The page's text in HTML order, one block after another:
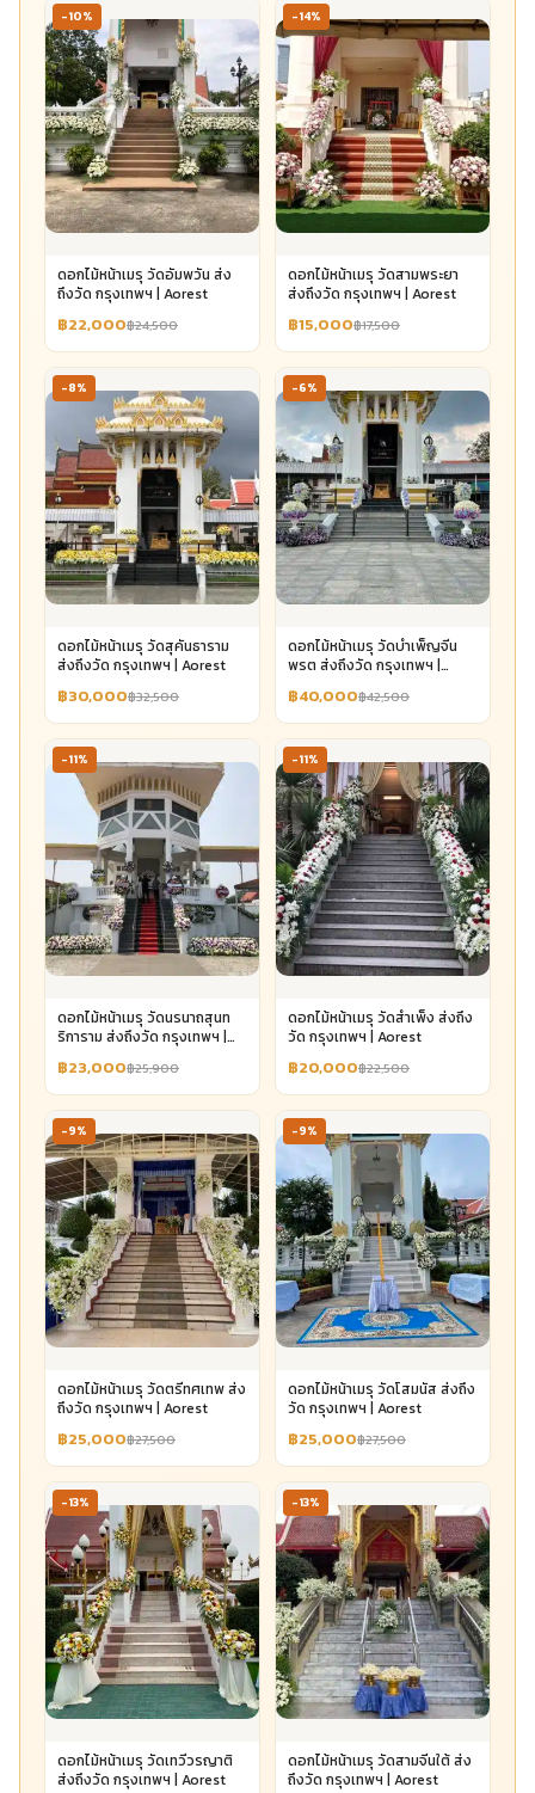
-10%
ดอกไม้หน้าเมรุ วัดอัมพวัน ส่ง
ถึงวัด กรุงเทพฯ | Aorest
฿22,000฿24,500
-14%
ดอกไม้หน้าเมรุ วัดสามพระยา
ส่งถึงวัด กรุงเทพฯ | Aorest
฿15,000฿17,500
-8%
ดอกไม้หน้าเมรุ วัดสุคันธาราม
ส่งถึงวัด กรุงเทพฯ | Aorest
฿30,000฿32,500
-6%
ดอกไม้หน้าเมรุ วัดบำเพ็ญจีน
พรต ส่งถึงวัด กรุงเทพฯ |
฿40,000฿42,500
-11%
ดอกไม้หน้าเมรุ วัดนรนาถสุนท
ริการาม ส่งถึงวัด กรุงเทพฯ |
฿23,000฿25,900
-11%
ดอกไม้หน้าเมรุ วัดสำเพ็ง ส่งถึง
วัด กรุงเทพฯ | Aorest
฿20,000฿22,500
-9%
ดอกไม้หน้าเมรุ วัดตรีทศเทพ ส่ง
ถึงวัด กรุงเทพฯ | Aorest
฿25,000฿27,500
-9%
ดอกไม้หน้าเมรุ วัดโสมนัส ส่งถึง
วัด กรุงเทพฯ | Aorest
฿25,000฿27,500
-13%
ดอกไม้หน้าเมรุ วัดเทวีวรญาติ
ส่งถึงวัด กรุงเทพฯ | Aorest
-13%
ดอกไม้หน้าเมรุ วัดสามจีนใต้ ส่ง
ถึงวัด กรุงเทพฯ | Aorest